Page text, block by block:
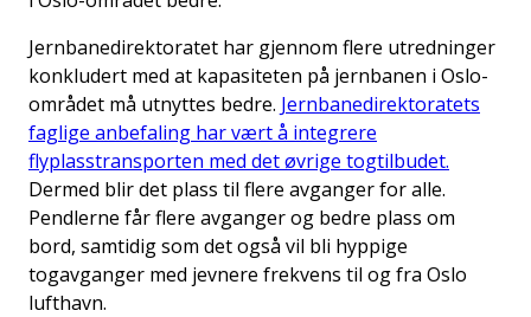
Jernbanedirektoratet har gjennom flere utredninger
konkludert med at kapasiteten på jernbanen i Oslo-
området må utnyttes bedre. Jernbanedirektoratets
faglige anbefaling har vært å integrere
flyplasstransporten med det øvrige togtilbudet.
Dermed blir det plass til flere avganger for alle.
Pendlerne får flere avganger og bedre plass om
bord, samtidig som det også vil bli hyppige
togavganger med jevnere frekvens til og fra Oslo
lufthavn.